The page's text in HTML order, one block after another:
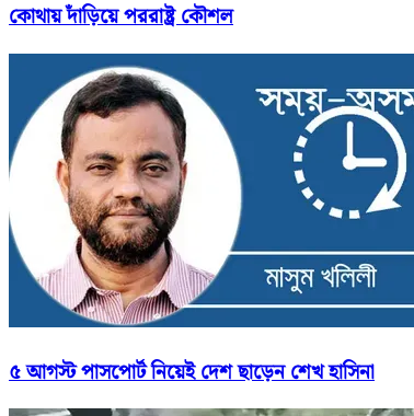
কোথায় দাঁড়িয়ে পররাষ্ট্র কৌশল
৫ আগস্ট পাসপোর্ট নিয়েই দেশ ছাড়েন শেখ হাসিনা